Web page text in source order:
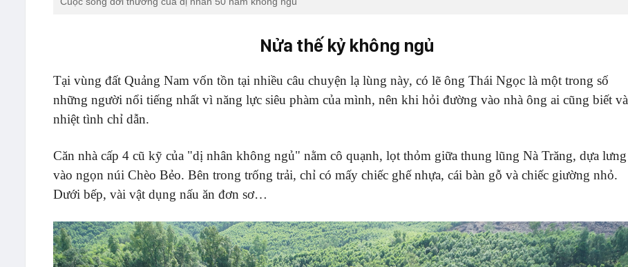
Nửa thế kỷ không ngủ
Tại vùng đất Quảng Nam vốn tồn tại nhiều câu chuyện lạ lùng này, có lẽ ông Thái Ngọc là một trong số
những người nổi tiếng nhất vì năng lực siêu phàm của mình, nên khi hỏi đường vào nhà ông ai cũng biết và
nhiệt tình chỉ dẫn.
Căn nhà cấp 4 cũ kỹ của "dị nhân không ngủ" nằm cô quạnh, lọt thỏm giữa thung lũng Nà Trăng, dựa lưng
vào ngọn núi Chèo Bẻo. Bên trong trống trải, chỉ có mấy chiếc ghế nhựa, cái bàn gỗ và chiếc giường nhỏ.
Dưới bếp, vài vật dụng nấu ăn đơn sơ…